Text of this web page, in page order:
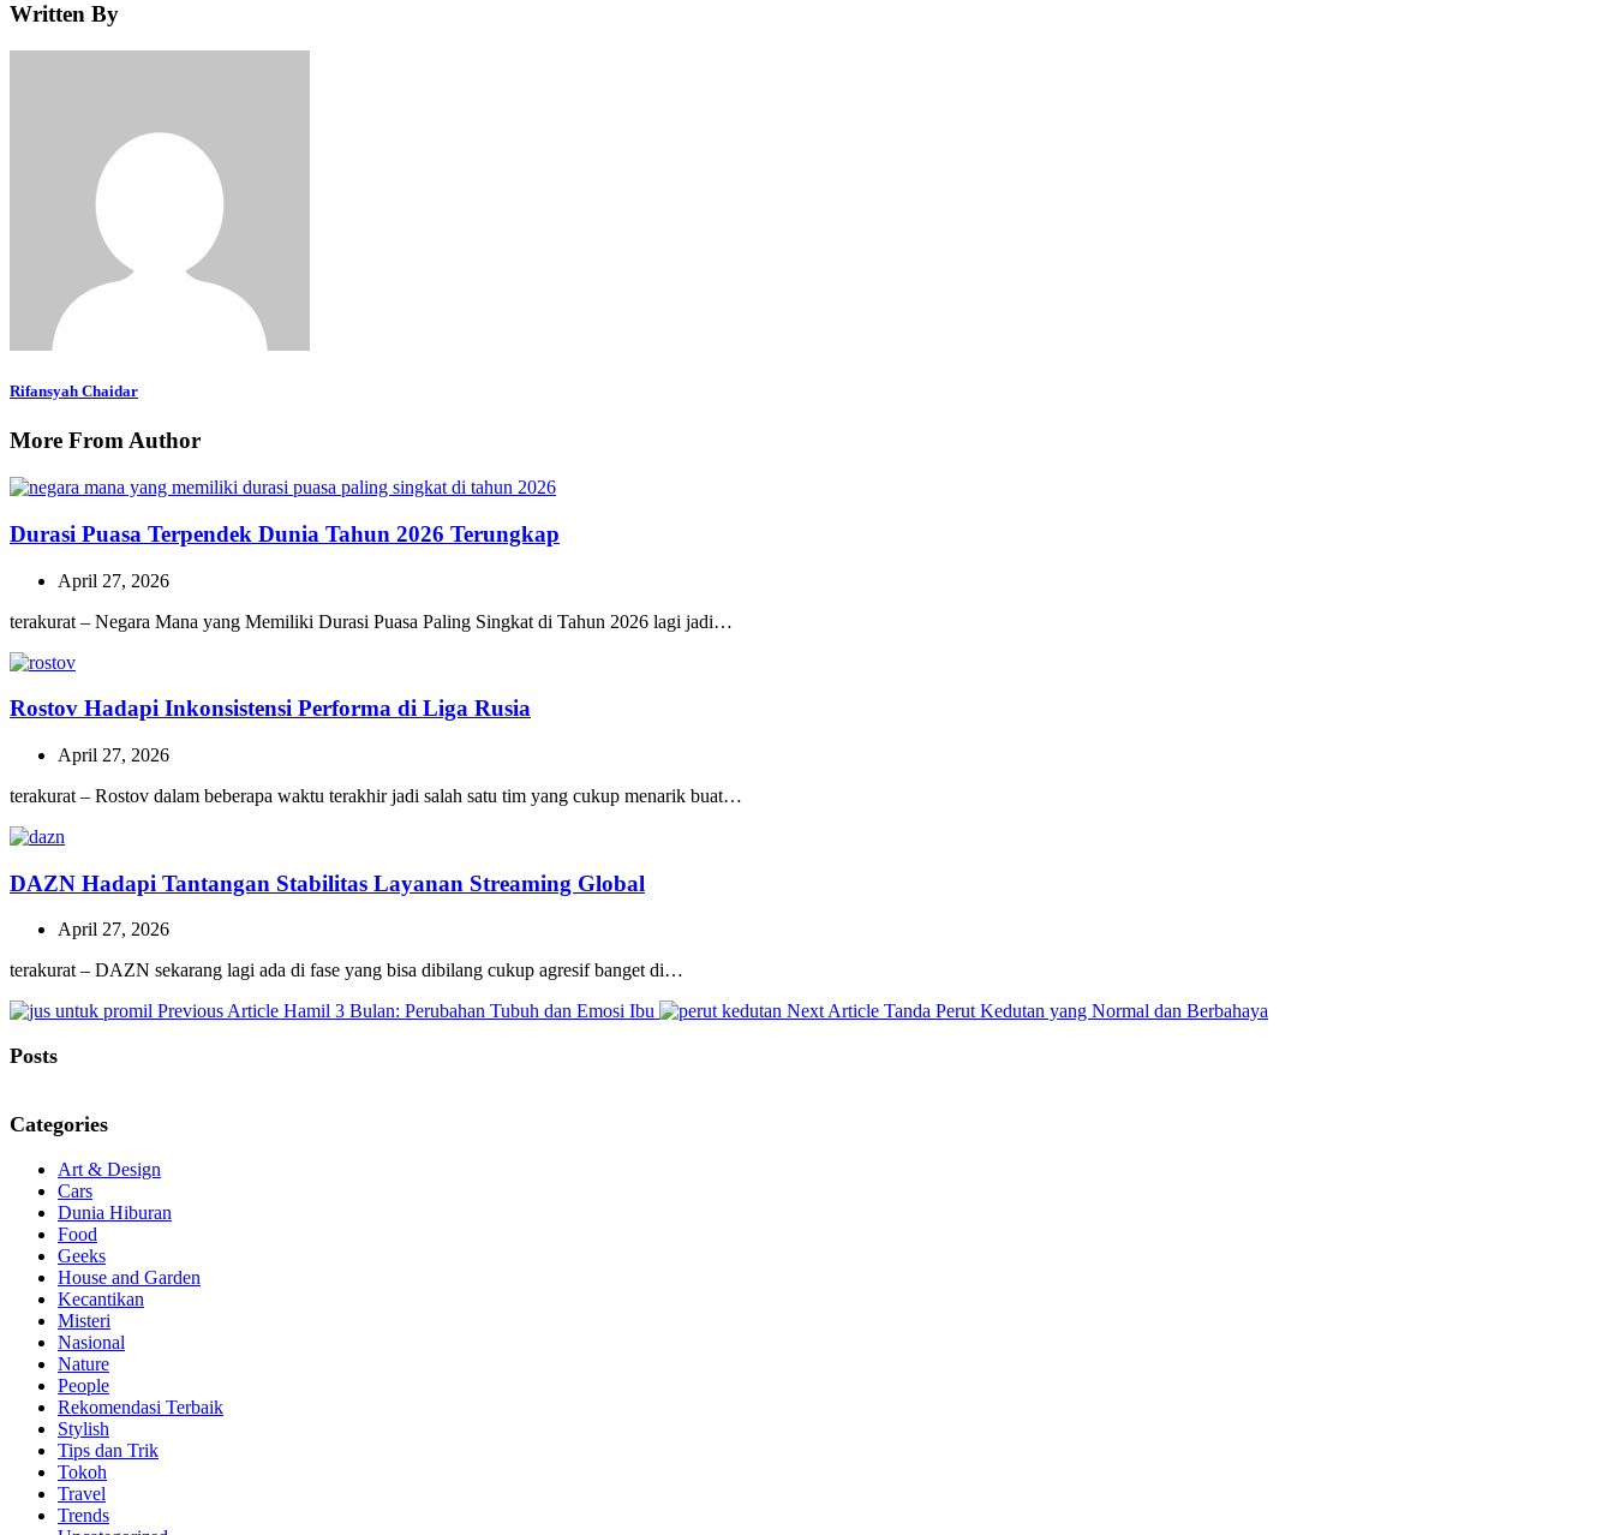
Written By
Rifansyah Chaidar
More From Author
Durasi Puasa Terpendek Dunia Tahun 2026 Terungkap
April 27, 2026
terakurat – Negara Mana yang Memiliki Durasi Puasa Paling Singkat di Tahun 2026 lagi jadi…
Rostov Hadapi Inkonsistensi Performa di Liga Rusia
April 27, 2026
terakurat – Rostov dalam beberapa waktu terakhir jadi salah satu tim yang cukup menarik buat…
DAZN Hadapi Tantangan Stabilitas Layanan Streaming Global
April 27, 2026
terakurat – DAZN sekarang lagi ada di fase yang bisa dibilang cukup agresif banget di…
Previous Article Previous
Hamil 3 Bulan: Perubahan Tubuh dan Emosi Ibu Next Article Next
Tanda Perut Kedutan yang Normal dan Berbahaya
Posts
Categories
Art & Design
Cars
Dunia Hiburan
Food
Geeks
House and Garden
Kecantikan
Misteri
Nasional
Nature
People
Rekomendasi Terbaik
Stylish
Tips dan Trik
Tokoh
Travel
Trends